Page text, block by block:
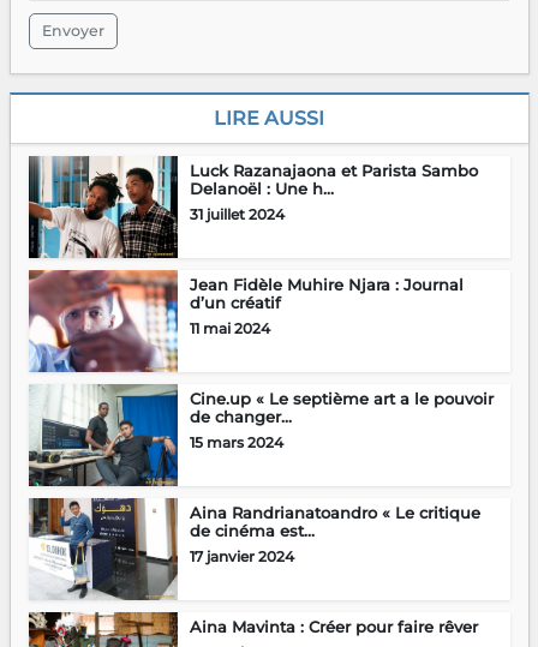
Envoyer
LIRE AUSSI
Luck Razanajaona et Parista Sambo
Delanoël : Une h...
31 juillet 2024
Jean Fidèle Muhire Njara : Journal
d’un créatif
11 mai 2024
Cine.up « Le septième art a le pouvoir
de changer...
15 mars 2024
Aina Randrianatoandro « Le critique
de cinéma est...
17 janvier 2024
Aina Mavinta : Créer pour faire rêver